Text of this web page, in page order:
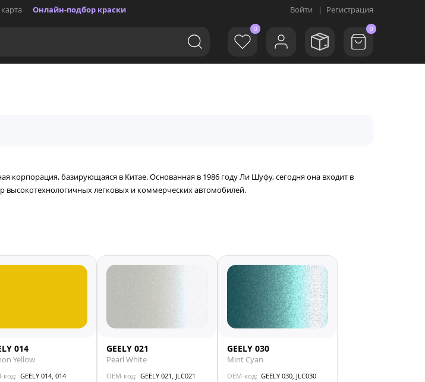
Онлайн-подбор краски Войти | Регистрация
0 0
корпорация, базирующаяся в Китае. Основанная в 1986 году Ли Шуфу, сегодня она входит в
высокотехнологичных легковых и коммерческих автомобилей.
014
Yellow
код: GEELY 014, 014
GEELY 021
Pearl White
OEM-код: GEELY 021, JLC021
GEELY 030
Mint Cyan
OEM-код: GEELY 030, JLC030